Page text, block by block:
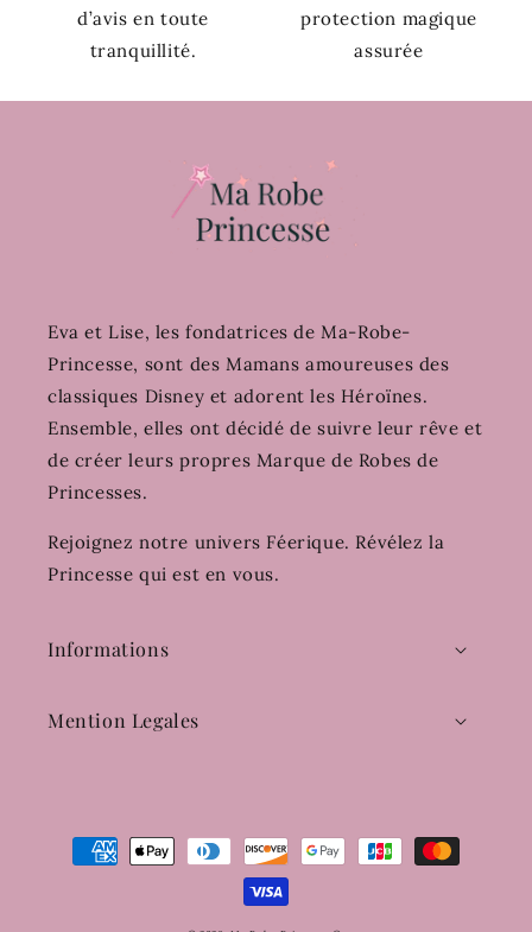
d’avis en toute
tranquillité.
protection magique
assurée
Eva et Lise, les fondatrices de Ma-Robe-
Princesse, sont des Mamans amoureuses des
classiques Disney et adorent les Héroïnes.
Ensemble, elles ont décidé de suivre leur rêve et
de créer leurs propres Marque de Robes de
Princesses.
Rejoignez notre univers Féerique. Révélez la
Princesse qui est en vous.
Informations
Mention Legales
Moyens